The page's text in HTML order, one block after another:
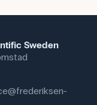
Sweden